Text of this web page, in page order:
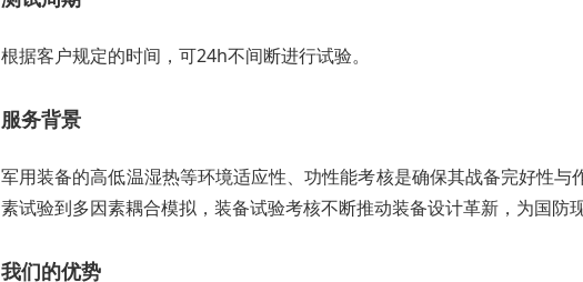
根据客户规定的时间，可24h不间断进行试验。
服务背景
军用装备的高低温湿热等环境适应性、功性能考核是确保其战备完好性
素试验到多因素耦合模拟，装备试验考核不断推动装备设计革新，为国防
我们的优势